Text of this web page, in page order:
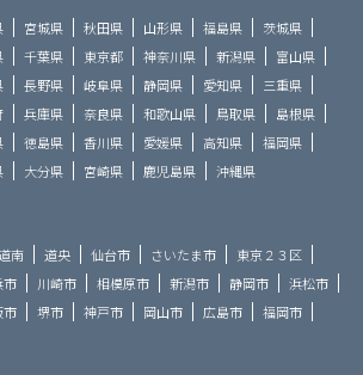
宮城県 秋田県 山形県 福島県
茨城県
千葉県 東京都 神奈川県 新潟県
富山県
長野県 岐阜県 静岡県 愛知県
三重県
兵庫県 奈良県 和歌山県 鳥取県
島根県
徳島県 香川県 愛媛県 高知県
福岡県
大分県 宮崎県 鹿児島県 沖縄県
南 道央 仙台市 さいたま市
東京２３区
市 川崎市 相模原市 新潟市 静岡市
浜松市
市 堺市 神戸市 岡山市 広島市
福岡市